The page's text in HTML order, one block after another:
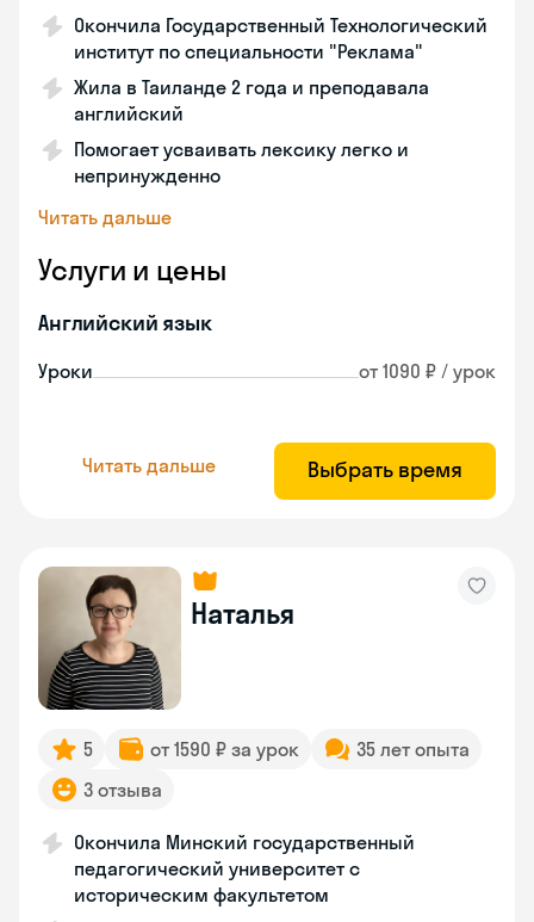
Окончила Государственный Технологический
институт по специальности "Реклама"
Жила в Таиланде 2 года и преподавала
английский
Помогает усваивать лексику легко и
непринужденно
Читать дальше
Услуги и цены
Английский язык
Уроки от 1090 ₽ / урок
Читать дальше Выбрать время
Наталья
5 от 1590 ₽ за урок
35 лет опыта
3 отзыва
Окончила Минский государственный
педагогический университет с
историческим факультетом